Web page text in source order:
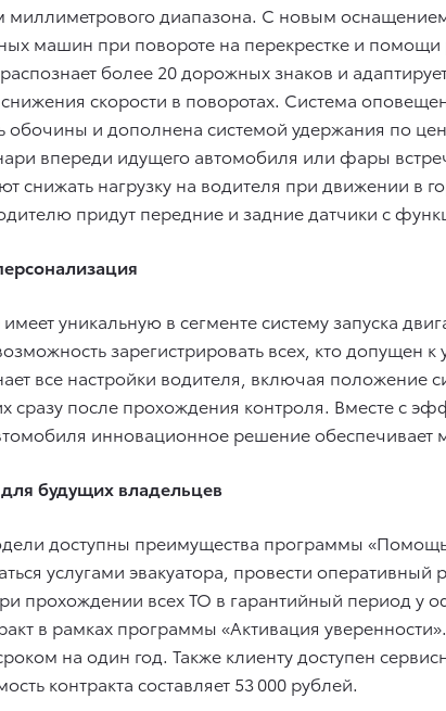
диапазона. С новым
машин при повороте на перекрестке и
более 20 дорожных знаков и
скорости в поворотах. Система
обочины и дополнена системой удержания по
впереди идущего автомобиля или фары
снижать нагрузку на водителя при движении
придут передние и задние датчики с
уникальную в сегменте систему запуска
зарегистрировать всех, кто допущен
все настройки водителя, включая положение
сразу после прохождения контроля. Вместе с
инновационное решение обеспечивает
будущих владельцев
доступны преимущества программы
услугами эвакуатора, провести
прохождении всех ТО в гарантийный период у
в рамках программы «Активация
на один год. Также клиенту доступен
контракта составляет 53 000 рублей.